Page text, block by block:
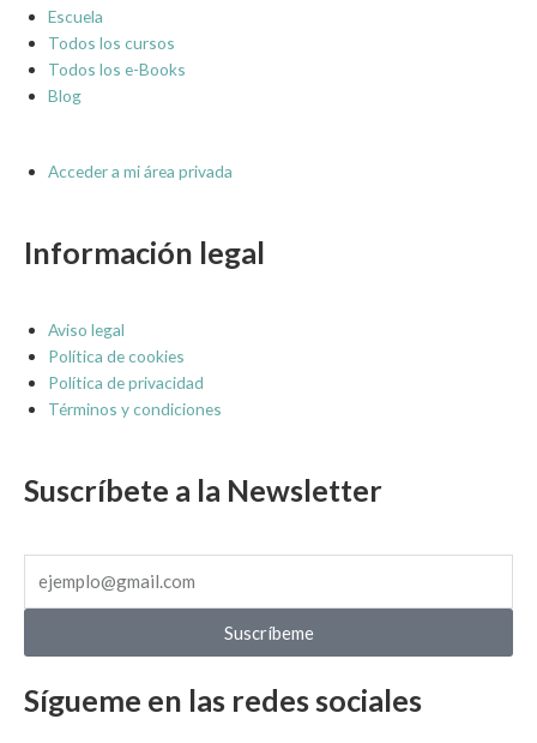
Escuela
Todos los cursos
Todos los e-Books
Blog
Acceder a mi área privada
Información legal
Aviso legal
Política de cookies
Política de privacidad
Términos y condiciones
Suscríbete a la Newsletter
Suscríbeme
Sígueme en las redes sociales